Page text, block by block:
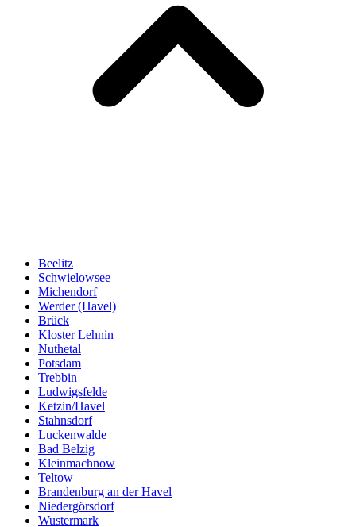
Beelitz
Schwielowsee
Michendorf
Werder (Havel)
Brück
Kloster Lehnin
Nuthetal
Potsdam
Trebbin
Ludwigsfelde
Ketzin/Havel
Stahnsdorf
Luckenwalde
Bad Belzig
Kleinmachnow
Teltow
Brandenburg an der Havel
Niedergörsdorf
Wustermark